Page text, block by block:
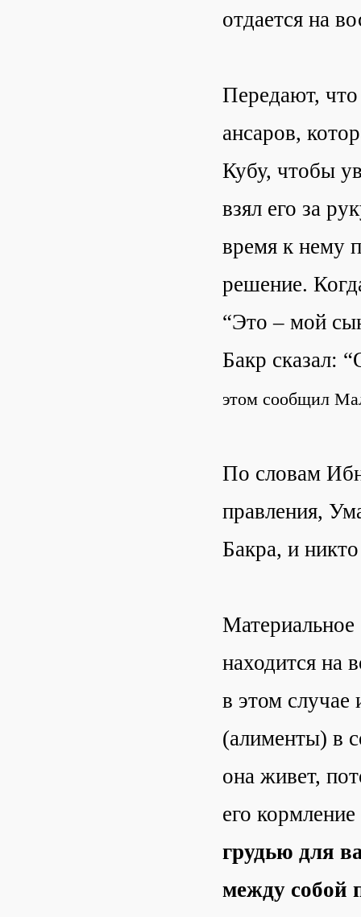
отдается на
Передают,
ансаров,
Кубу, чтобы
взял его за
время к нему
решение.
“Это – мой
Бакр сказал:
этом сообщил
По словам
правления,
Бакра, и
Материальное
находится на
в этом случае
(алименты) в
она живет,
его
грудью для
между собой